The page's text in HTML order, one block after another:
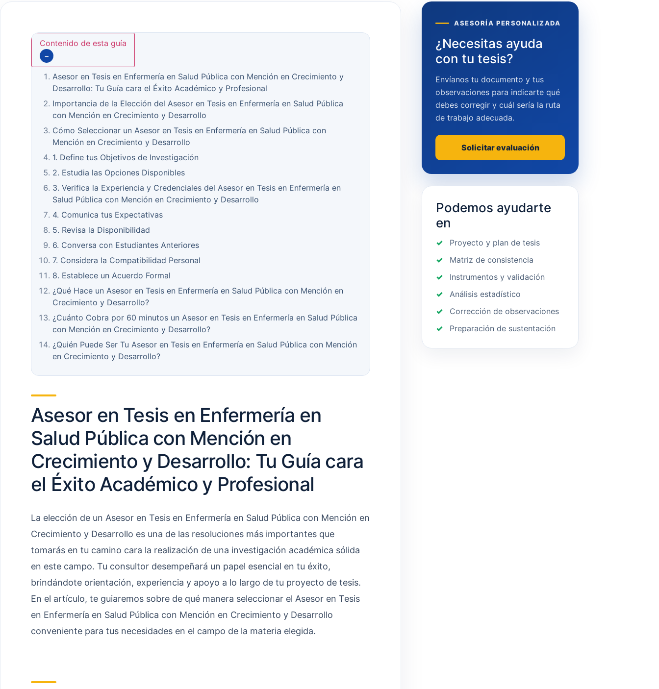
Contenido de esta guía
−
Asesor en Tesis en Enfermería en Salud Pública con Mención en Crecimiento y
Desarrollo: Tu Guía cara el Éxito Académico y Profesional
Importancia de la Elección del Asesor en Tesis en Enfermería en Salud Pública
con Mención en Crecimiento y Desarrollo
Cómo Seleccionar un Asesor en Tesis en Enfermería en Salud Pública con
Mención en Crecimiento y Desarrollo
1. Define tus Objetivos de Investigación
2. Estudia las Opciones Disponibles
3. Verifica la Experiencia y Credenciales del Asesor en Tesis en Enfermería en
Salud Pública con Mención en Crecimiento y Desarrollo
4. Comunica tus Expectativas
5. Revisa la Disponibilidad
6. Conversa con Estudiantes Anteriores
7. Considera la Compatibilidad Personal
8. Establece un Acuerdo Formal
¿Qué Hace un Asesor en Tesis en Enfermería en Salud Pública con Mención en
Crecimiento y Desarrollo?
¿Cuánto Cobra por 60 minutos un Asesor en Tesis en Enfermería en Salud Pública
con Mención en Crecimiento y Desarrollo?
¿Quién Puede Ser Tu Asesor en Tesis en Enfermería en Salud Pública con Mención
en Crecimiento y Desarrollo?
Asesor en Tesis en Enfermería en
Salud Pública con Mención en
Crecimiento y Desarrollo: Tu Guía cara
el Éxito Académico y Profesional
La elección de un Asesor en Tesis en Enfermería en Salud Pública con Mención en
Crecimiento y Desarrollo es una de las resoluciones más importantes que
tomarás en tu camino cara la realización de una investigación académica sólida
en este campo. Tu consultor desempeñará un papel esencial en tu éxito,
brindándote orientación, experiencia y apoyo a lo largo de tu proyecto de tesis.
En el artículo, te guiaremos sobre de qué manera seleccionar el Asesor en Tesis
en Enfermería en Salud Pública con Mención en Crecimiento y Desarrollo
conveniente para tus necesidades en el campo de la materia elegida.
ASESORÍA PERSONALIZADA
¿Necesitas ayuda
con tu tesis?
Envíanos tu documento y tus
observaciones para indicarte qué
debes corregir y cuál sería la ruta
de trabajo adecuada.
Solicitar evaluación
Podemos ayudarte
en
Proyecto y plan de tesis
Matriz de consistencia
Instrumentos y validación
Análisis estadístico
Corrección de observaciones
Preparación de sustentación